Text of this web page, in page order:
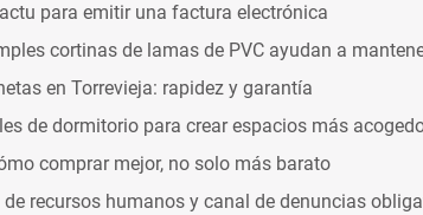
para emitir una factura electrónica
cortinas de lamas de PVC ayudan a
en Torrevieja: rapidez y garantía
de dormitorio para crear espacios más
comprar mejor, no solo más barato
recursos humanos y canal de denuncias